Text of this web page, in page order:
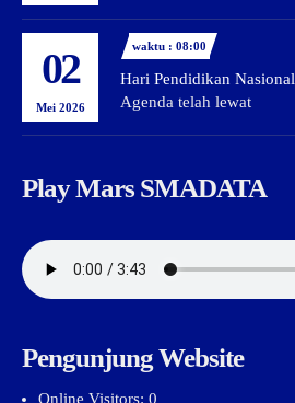
02
Mei 2026
waktu : 08:00
Hari Pendidikan Nasional
Agenda telah lewat
Play Mars SMADATA
Pengunjung Website
Online Visitors: 0